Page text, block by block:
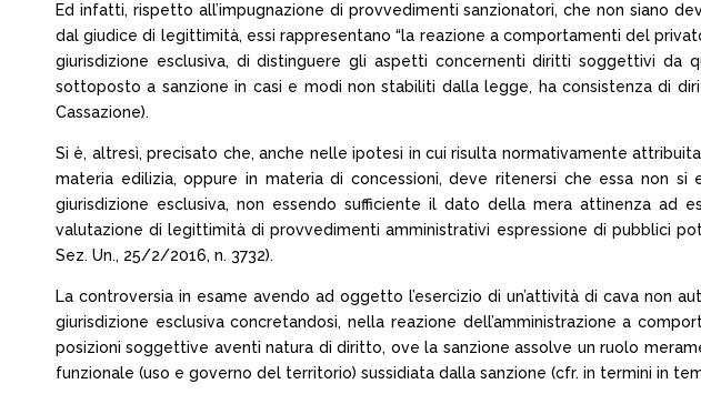
Ed infatti, rispetto all’impugnazione di provvedimenti sanzionatori, che non siano
dal giudice di legittimità, essi rappresentano “la reazione a comportamenti del
giurisdizione esclusiva, di distinguere gli aspetti concernenti diritti soggettivi
sottoposto a sanzione in casi e modi non stabiliti dalla legge, ha consistenza di
Cassazione).
Si è, altresì, precisato che, anche nelle ipotesi in cui risulta normativamente
materia edilizia, oppure in materia di concessioni, deve ritenersi che essa non
giurisdizione esclusiva, non essendo sufficiente il dato della mera attinenza
valutazione di legittimità di provvedimenti amministrativi espressione di pubblici
Sez. Un., 25/2/2016, n. 3732).
La controversia in esame avendo ad oggetto l’esercizio di un’attività di cava non
giurisdizione esclusiva concretandosi, nella reazione dell’amministrazione a
posizioni soggettive aventi natura di diritto, ove la sanzione assolve un ruolo
funzionale (uso e governo del territorio) sussidiata dalla sanzione (cfr. in termini in